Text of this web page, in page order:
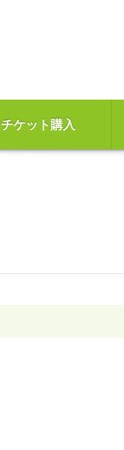
チケット購入